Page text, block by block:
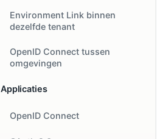
Environment Link binnen
dezelfde tenant
OpenID Connect tussen
omgevingen
Applicaties
OpenID Connect